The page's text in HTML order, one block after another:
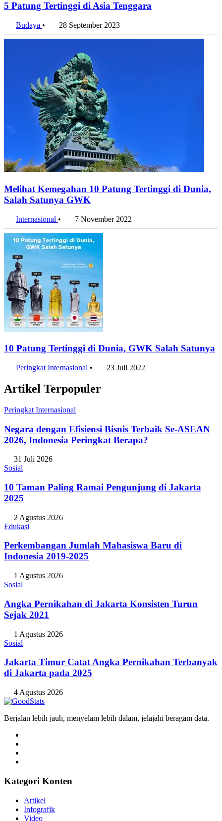
5 Patung Tertinggi di Asia Tenggara
Budaya • 28 September 2023
Melihat Kemegahan 10 Patung Tertinggi di Dunia,
Salah Satunya GWK
Internasional • 7 November 2022
10 Patung Tertinggi di Dunia, GWK Salah Satunya
Peringkat Internasional • 23 Juli 2022
Artikel Terpopuler
Peringkat Internasional
Negara dengan Efisiensi Bisnis Terbaik Se-ASEAN
2026, Indonesia Peringkat Berapa?
31 Juli 2026
Sosial
10 Taman Paling Ramai Pengunjung di Jakarta
2025
2 Agustus 2026
Edukasi
Perkembangan Jumlah Mahasiswa Baru di
Indonesia 2019-2025
1 Agustus 2026
Sosial
Angka Pernikahan di Jakarta Konsisten Turun
Sejak 2021
1 Agustus 2026
Sosial
Jakarta Timur Catat Angka Pernikahan Terbanyak
di Jakarta pada 2025
4 Agustus 2026
Berjalan lebih jauh, menyelam lebih dalam, jelajahi beragam data.
Kategori Konten
Artikel
Infografik
Video